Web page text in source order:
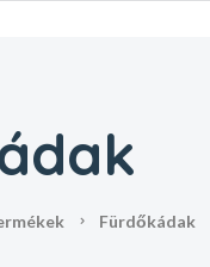
fürdőkádak